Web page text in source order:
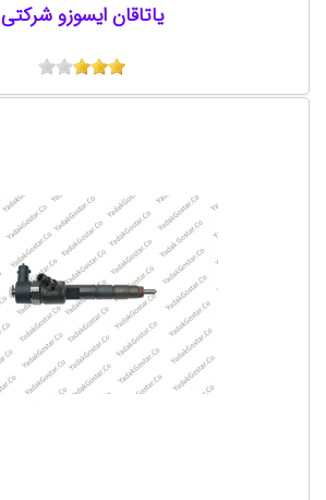
یاتاقان ایسوزو شرکتی